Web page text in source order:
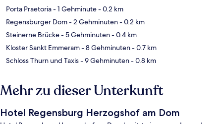
Porta Praetoria- 1 Gehminute- 0.2 km
Regensburger Dom- 2 Gehminuten- 0.2 km
Steinerne Brücke- 5 Gehminuten- 0.4 km
Kloster Sankt Emmeram- 8 Gehminuten- 0.7 km
Schloss Thurn und Taxis- 9 Gehminuten- 0.8 km
Mehr zu dieser Unterkunft
Hotel Regensburg Herzogshof am Dom